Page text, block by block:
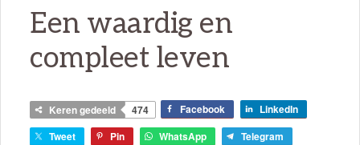
Een waardig en
compleet leven
Keren gedeeld 474 Facebook
LinkedIn
Tweet
Pin WhatsApp
Telegram